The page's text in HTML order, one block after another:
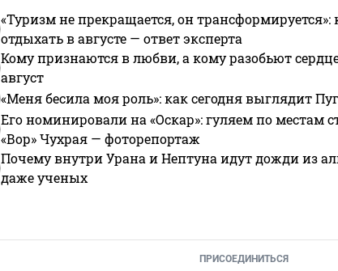
«Туризм не прекращается, он трансформируется»:
отдыхать в августе — ответ эксперта
Кому признаются в любви, а кому разобьют
август
«Меня бесила моя роль»: как сегодня выглядит
Его номинировали на «Оскар»: гуляем по местам
«Вор» Чухрая — фоторепортаж
Почему внутри Урана и Нептуна идут дожди из
даже ученых
ПРИСОЕДИНИТЬСЯ